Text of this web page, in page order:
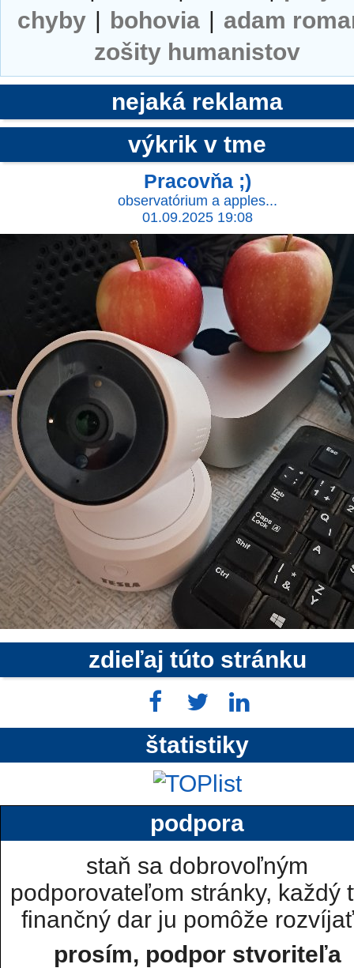
chyby | bohovia | adam
zošity humanistov
nejaká reklama
výkrik v tme
Pracovňa ;)
observatórium a apples...
01.09.2025 19:08
zdieľaj túto stránku
štatistiky
podpora
staň sa dobrovoľným
podporovateľom stránky, každý
finančný dar ju pomôže
prosím, podpor stvoriteľa